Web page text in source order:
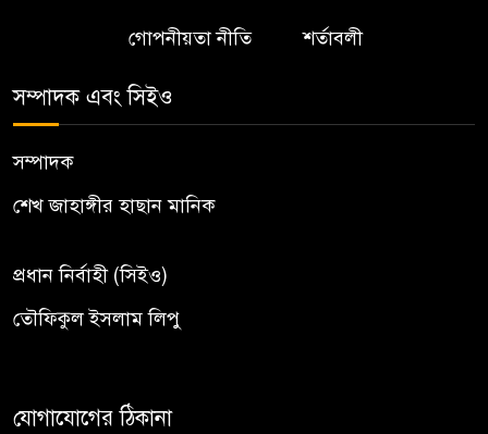
গোপনীয়তা নীতি শর্তাবলী
সম্পাদক এবং সিইও
সম্পাদক
শেখ জাহাঙ্গীর হাছান মানিক
প্রধান নির্বাহী (সিইও)
তৌফিকুল ইসলাম লিপু
যোগাযোগের ঠিকানা